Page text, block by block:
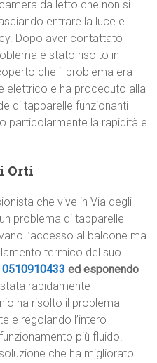
da letto che non si
entrare la luce e
Dopo aver contattato
è stato risolto in
che il problema era
elettrico e ha proceduto alla
di tapparelle funzionanti
particolarmente la rapidità e
Orti
che vive in Via degli
problema di tapparelle
l’accesso al balcone ma
termico del suo
0510910433 ed esponendo
rapidamente
ha risolto il problema
e regolando l’intero
più fluido.
che ha migliorato